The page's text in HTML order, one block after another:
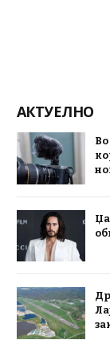
АКТУЕЛНО